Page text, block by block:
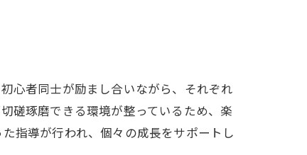
心者同士が励まし合いながら、それぞれ
磋琢磨できる環境が整っているため、楽
指導が行われ、個々の成長をサポートし